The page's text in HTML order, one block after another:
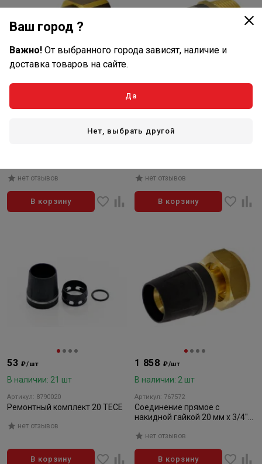
1 859
TECE
нет отзывов
В корзину
нет отзывов
В корзину
53₽/шт
В наличии: 21 шт
Артикул: 8790020
Ремонтный комплект 20 TECE
нет отзывов
В корзину
1 858 ₽/шт
В наличии: 2 шт
Артикул: 767572
Соединение прямое с
накидной гайкой 20 мм х 3/4"
нет отзывов
В корзину
Ваш город ?
Важно! От выбранного города зависят, наличие и
доставка товаров на сайте.
Да
Нет, выбрать другой